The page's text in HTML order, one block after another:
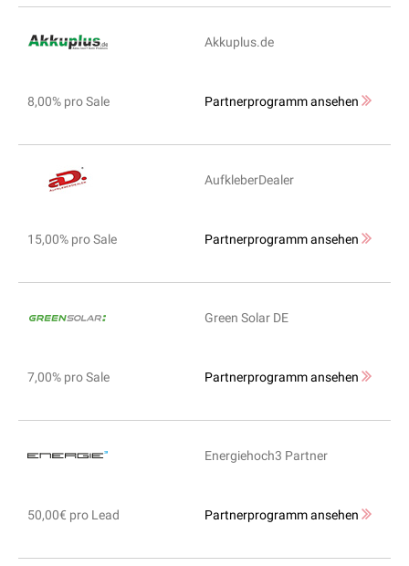
Akkuplus.de
8,00% pro Sale Partnerprogramm ansehen
AufkleberDealer
15,00% pro Sale Partnerprogramm ansehen
Green Solar DE
7,00% pro Sale Partnerprogramm ansehen
Energiehoch3 Partner
50,00€ pro Lead Partnerprogramm ansehen